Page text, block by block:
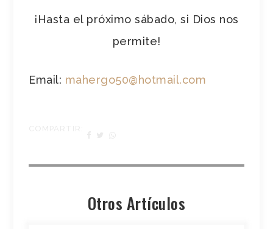
¡Hasta el próximo sábado, si Dios nos
permite!
Email: mahergo50@hotmail.com
Otros Artículos